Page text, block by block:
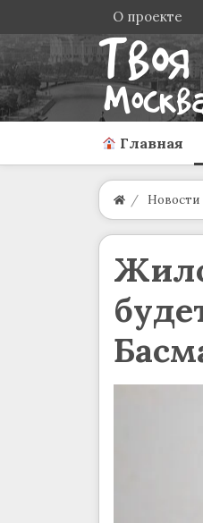
О проекте
Главная
Новости